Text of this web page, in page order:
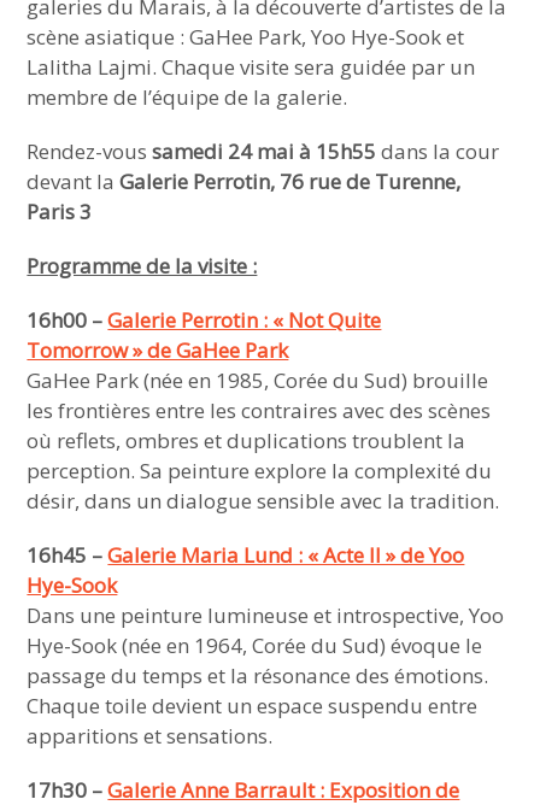
galeries du Marais, à la découverte d’artistes de la
scène asiatique : GaHee Park, Yoo Hye-Sook et
Lalitha Lajmi. Chaque visite sera guidée par un
membre de l’équipe de la galerie.
Rendez-voussamedi 24 mai à 15h55 dans la cour
devant laGalerie Perrotin, 76 rue de Turenne,
Paris 3
Programme de la visite :
16h00 –Galerie Perrotin : « Not Quite
Tomorrow » de GaHee Park
GaHee Park (née en 1985, Corée du Sud) brouille
les frontières entre les contraires avec des scènes
où reflets, ombres et duplications troublent la
perception. Sa peinture explore la complexité du
désir, dans un dialogue sensible avec la tradition.
16h45 –Galerie Maria Lund : « Acte II » de Yoo
Hye-Sook
Dans une peinture lumineuse et introspective, Yoo
Hye-Sook (née en 1964, Corée du Sud) évoque le
passage du temps et la résonance des émotions.
Chaque toile devient un espace suspendu entre
apparitions et sensations.
17h30 –Galerie Anne Barrault : Exposition de